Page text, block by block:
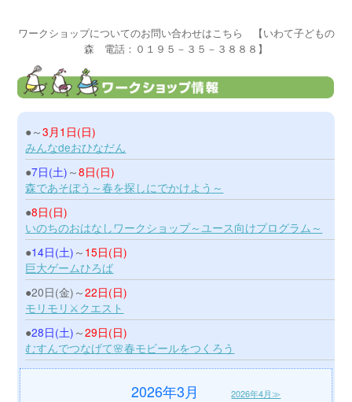
ワークショップについてのお問い合わせはこちら 【いわて子どもの
森 電話：０１９５－３５－３８８８】
●～3月1日(日)
みんなdeおひなだん
●7日(土) ～8日(日)
森であそぼう～春を探しにでかけよう～
●8日(日)
いのちのおはなしワークショップ～ユース向けプログラム～
●14日(土) ～ 15日(日)
巨大ゲームひろば
●20日(金)～22日(日)
モリモリ⚔クエスト
●28日(土) ～29日(日)
むすんでつなげて🌸春モビールをつくろう
2026年3月2026年4月≫